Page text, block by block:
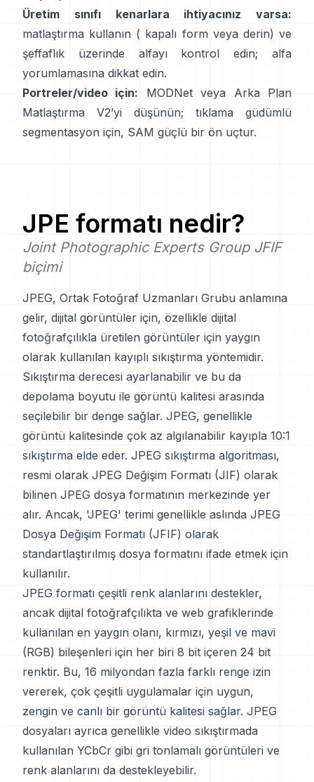
Üretim sınıfı kenarlara ihtiyacınız varsa:
matlaştırma kullanın ( kapalı form veya derin) ve
şeffaflık üzerinde alfayı kontrol edin;
alfa
yorumlamasına dikkat edin.
Portreler/video için:
MODNetveya
Arka Plan
Matlaştırma V2’yi düşünün; tıklama güdümlü
segmentasyon için, SAM güçlü bir ön uçtur.
JPE formatı nedir?
Joint Photographic Experts Group JFIF
biçimi
JPEG, Ortak Fotoğraf Uzmanları Grubu anlamına
gelir, dijital görüntüler için, özellikle dijital
fotoğrafçılıkla üretilen görüntüler için yaygın
olarak kullanılan kayıplı sıkıştırma yöntemidir.
Sıkıştırma derecesi ayarlanabilir ve bu da
depolama boyutu ile görüntü kalitesi arasında
seçilebilir bir denge sağlar. JPEG, genellikle
görüntü kalitesinde çok az algılanabilir kayıpla 10:1
sıkıştırma elde eder. JPEG sıkıştırma algoritması,
resmi olarak JPEG Değişim Formatı (JIF) olarak
bilinen JPEG dosya formatının merkezinde yer
alır. Ancak, 'JPEG' terimi genellikle aslında JPEG
Dosya Değişim Formatı (JFIF) olarak
standartlaştırılmış dosya formatını ifade etmek için
kullanılır.
JPEG formatı çeşitli renk alanlarını destekler,
ancak dijital fotoğrafçılıkta ve web grafiklerinde
kullanılan en yaygın olanı, kırmızı, yeşil ve mavi
(RGB) bileşenleri için her biri 8 bit içeren 24 bit
renktir. Bu, 16 milyondan fazla farklı renge izin
vererek, çok çeşitli uygulamalar için uygun,
zengin ve canlı bir görüntü kalitesi sağlar. JPEG
dosyaları ayrıca genellikle video sıkıştırmada
kullanılan YCbCr gibi gri tonlamalı görüntüleri ve
renk alanlarını da destekleyebilir.